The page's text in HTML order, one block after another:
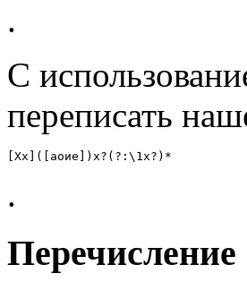
.
С
переписать
[Хх]([аоие])х?(?:\1х?)*
.
Перечисление